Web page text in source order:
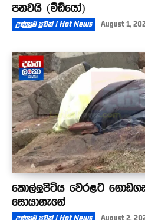
පනවයි (වීඩියෝ)
උණුසුම් පුවත් | Hot News August 1,
කොල්ලුපිටිය වෙරළට
සොයාගැනේ